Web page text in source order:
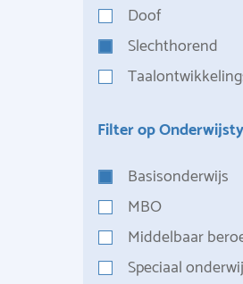
Doof
Slechthorend
Filter op
Basisonderwijs
MBO
Middelbaar
Speciaal